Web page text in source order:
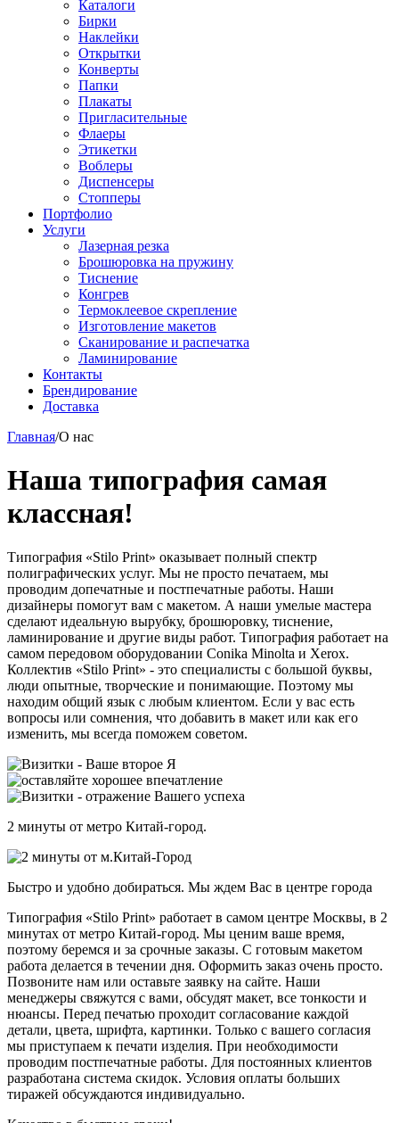
Каталоги
Бирки
Наклейки
Открытки
Конверты
Папки
Плакаты
Пригласительные
Флаеры
Этикетки
Воблеры
Диспенсеры
Стопперы
Портфолио
Услуги
Лазерная резка
Брошюровка на пружину
Тиснение
Конгрев
Термоклеевое скрепление
Изготовление макетов
Сканирование и распечатка
Ламинирование
Контакты
Брендирование
Доставка
Главная/О нас
Наша типография самая
классная!
Типография «Stilo Print» оказывает полный спектр
полиграфических услуг. Мы не просто печатаем, мы
проводим допечатные и постпечатные работы. Наши
дизайнеры помогут вам с макетом. А наши умелые мастера
сделают идеальную вырубку, брошюровку, тиснение,
ламинирование и другие виды работ. Типография работает на
самом передовом оборудовании Conika Minolta и Xerox.
Коллектив «Stilo Print» - это специалисты с большой буквы,
люди опытные, творческие и понимающие. Поэтому мы
находим общий язык с любым клиентом. Если у вас есть
вопросы или сомнения, что добавить в макет или как его
изменить, мы всегда поможем советом.
2 минуты от метро Китай-город.
Быстро и удобно добираться. Мы ждем Вас в центре города
Типография «Stilo Print» работает в самом центре Москвы, в 2
минутах от метро Китай-город. Мы ценим ваше время,
поэтому беремся и за срочные заказы. С готовым макетом
работа делается в течении дня. Оформить заказ очень просто.
Позвоните нам или оставьте заявку на сайте. Наши
менеджеры свяжутся с вами, обсудят макет, все тонкости и
нюансы. Перед печатью проходит согласование каждой
детали, цвета, шрифта, картинки. Только с вашего согласия
мы приступаем к печати изделия. При необходимости
проводим постпечатные работы. Для постоянных клиентов
разработана система скидок. Условия оплаты больших
тиражей обсуждаются индивидуально.